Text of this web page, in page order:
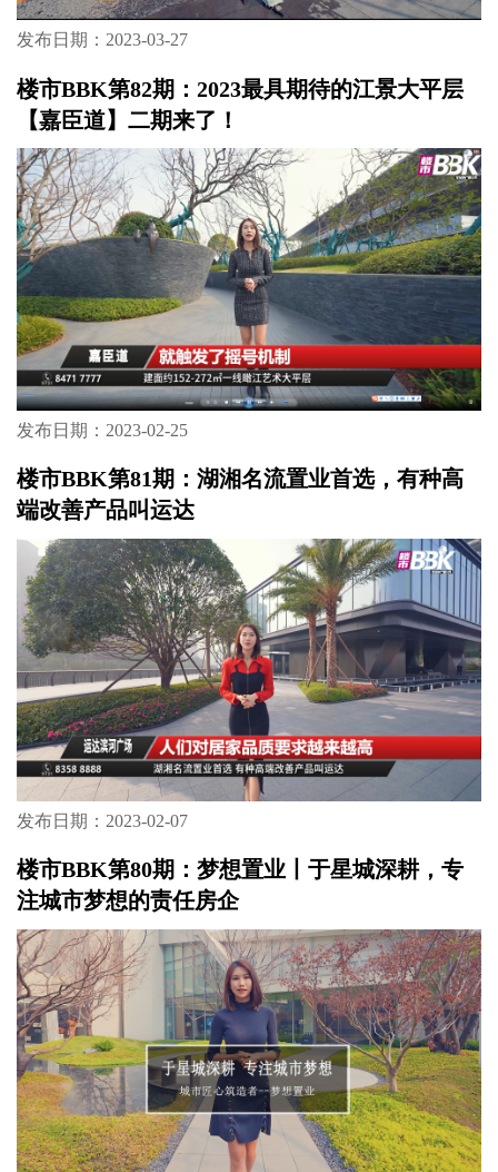
发布日期：2023-03-27
楼市BBK第82期：2023最具期待的江景大平层
【嘉臣道】二期来了！
发布日期：2023-02-25
楼市BBK第81期：湖湘名流置业首选，有种高
端改善产品叫运达
发布日期：2023-02-07
楼市BBK第80期：梦想置业丨于星城深耕，专
注城市梦想的责任房企